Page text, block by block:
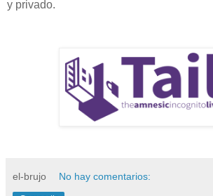
y privado.
el-brujo No hay comentarios: